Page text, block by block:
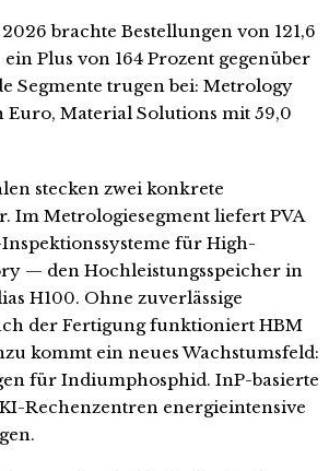
brachte Bestellungen von 121,6
Plus von 164 Prozent gegenüber
Segmente trugen bei: Metrology
Material Solutions mit 59,0
stecken zwei konkrete
Im Metrologiesegment liefert PVA
für High-
— den Hochleistungsspeicher in
H100. Ohne zuverlässige
der Fertigung funktioniert HBM
kommt ein neues Wachstumsfeld:
für Indiumphosphid. InP-basierte
Rechenzentren energieintensive